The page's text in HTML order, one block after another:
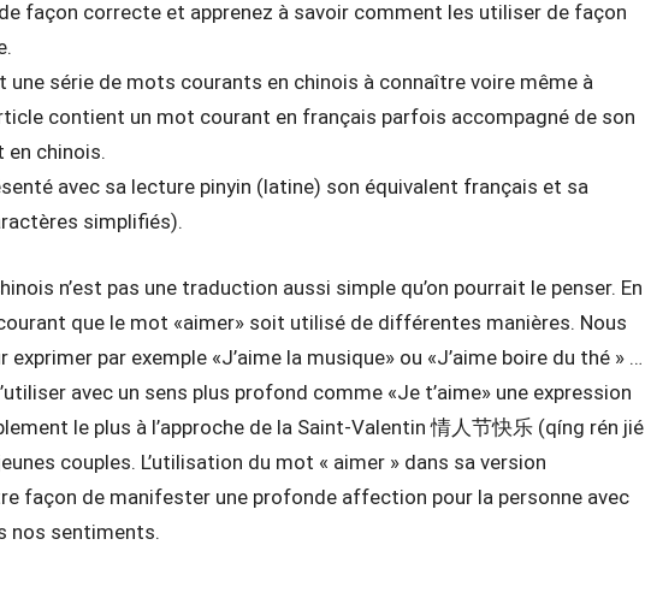
façon correcte et apprenez à savoir comment les utiliser de façon
série de mots courants en chinois à connaître voire même à
contient un mot courant en français parfois accompagné de son
en chinois.
avec sa lecture pinyin (latine) son équivalent français et sa
simplifiés).
n’est pas une traduction aussi simple qu’on pourrait le penser. En
que le mot «aimer» soit utilisé de différentes manières. Nous
par exemple «J’aime la musique» ou «J’aime boire du thé » …
avec un sens plus profond comme «Je t’aime» une expression
le plus à l’approche de la Saint-Valentin 情人节快乐 (qíng rén jié
couples. L’utilisation du mot « aimer » dans sa version
façon de manifester une profonde affection pour la personne avec
nos sentiments.